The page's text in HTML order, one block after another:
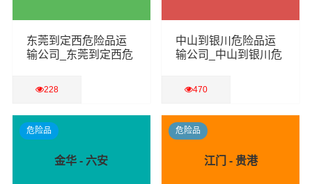
东莞到定西危险品运
输公司_东莞到定西危
228
查看详细
中山到银川危险品运
输公司_中山到银川危
470
查看详细
金华 - 六安
危险品
江门 - 贵港
危险品